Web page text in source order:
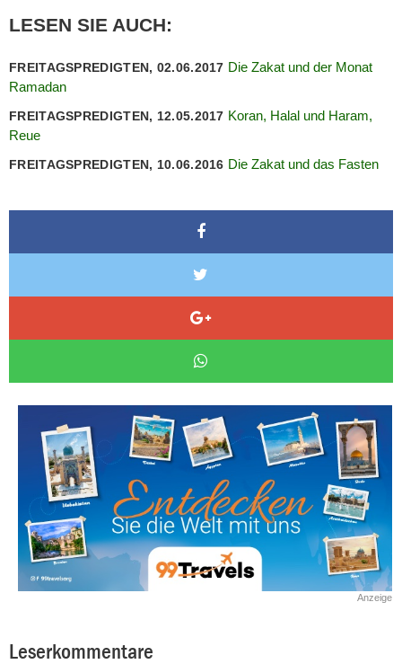
LESEN SIE AUCH:
FREITAGSPREDIGTEN, 02.06.2017 Die Zakat und der Monat
Ramadan
FREITAGSPREDIGTEN, 12.05.2017 Koran, Halal und Haram,
Reue
FREITAGSPREDIGTEN, 10.06.2016 Die Zakat und das Fasten
Anzeige
Leserkommentare